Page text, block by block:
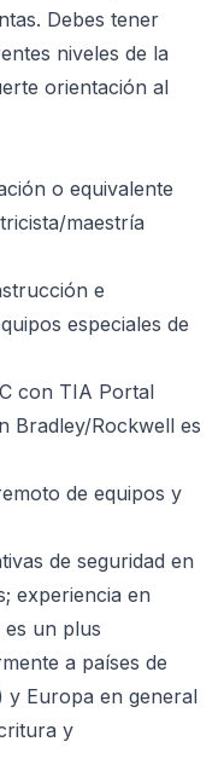
Debes tener
niveles de la
orientación al
o equivalente
maestría
e
especiales de
con TIA Portal
Bradley/Rockwell es
de equipos y
de seguridad en
experiencia en
un plus
a países de
y Europa en general
y